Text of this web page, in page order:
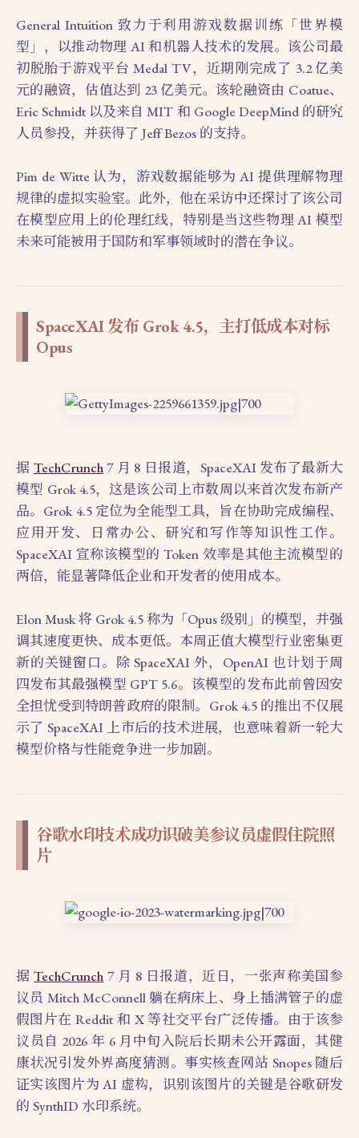
General Intuition 致力于利用游戏数据训练「世界模
型」，以推动物理 AI 和机器人技术的发展。该公司最
初脱胎于游戏平台 Medal TV，近期刚完成了 3.2 亿美
元的融资，估值达到 23 亿美元。该轮融资由 Coatue、
Eric Schmidt 以及来自 MIT 和 Google DeepMind 的研究
人员参投，并获得了 Jeff Bezos 的支持。
Pim de Witte 认为，游戏数据能够为 AI 提供理解物理
规律的虚拟实验室。此外，他在采访中还探讨了该公司
在模型应用上的伦理红线，特别是当这些物理 AI 模型
未来可能被用于国防和军事领域时的潜在争议。
SpaceXAI 发布 Grok 4.5，主打低成本对标
Opus
据 TechCrunch7 月 8 日报道，SpaceXAI 发布了最新大
模型 Grok 4.5，这是该公司上市数周以来首次发布新产
品。Grok 4.5 定位为全能型工具，旨在协助完成编程、
应用开发、日常办公、研究和写作等知识性工作。
SpaceXAI 宣称该模型的 Token 效率是其他主流模型的
两倍，能显著降低企业和开发者的使用成本。
Elon Musk 将 Grok 4.5 称为「Opus 级别」的模型，并强
调其速度更快、成本更低。本周正值大模型行业密集更
新的关键窗口。除 SpaceXAI 外，OpenAI 也计划于周
四发布其最强模型 GPT 5.6。该模型的发布此前曾因安
全担忧受到特朗普政府的限制。Grok 4.5 的推出不仅展
示了 SpaceXAI 上市后的技术进展，也意味着新一轮大
模型价格与性能竞争进一步加剧。
谷歌水印技术成功识破美参议员虚假住院照
片
据TechCrunch 7 月 8 日报道，近日，一张声称美国参
议员 Mitch McConnell 躺在病床上、身上插满管子的虚
假图片在 Reddit 和 X 等社交平台广泛传播。由于该参
议员自 2026 年 6 月中旬入院后长期未公开露面，其健
康状况引发外界高度猜测。事实核查网站 Snopes 随后
证实该图片为 AI 虚构，识别该图片的关键是谷歌研发
的 SynthID 水印系统。